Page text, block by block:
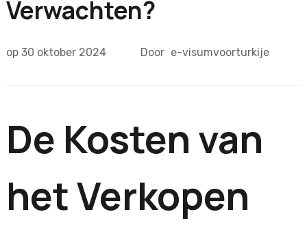
Verwachten?
op 30 oktober 2024 Door e-visumvoorturkije
De Kosten van
het Verkopen